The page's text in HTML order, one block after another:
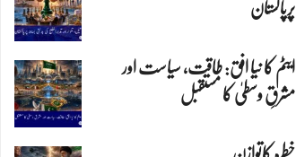
پرپاکستان
ایٹم کا نیا افق: طاقت، سیاست اور
مشرقِ وسطیٰ کا مستقبل
خطرہ کاتوازن